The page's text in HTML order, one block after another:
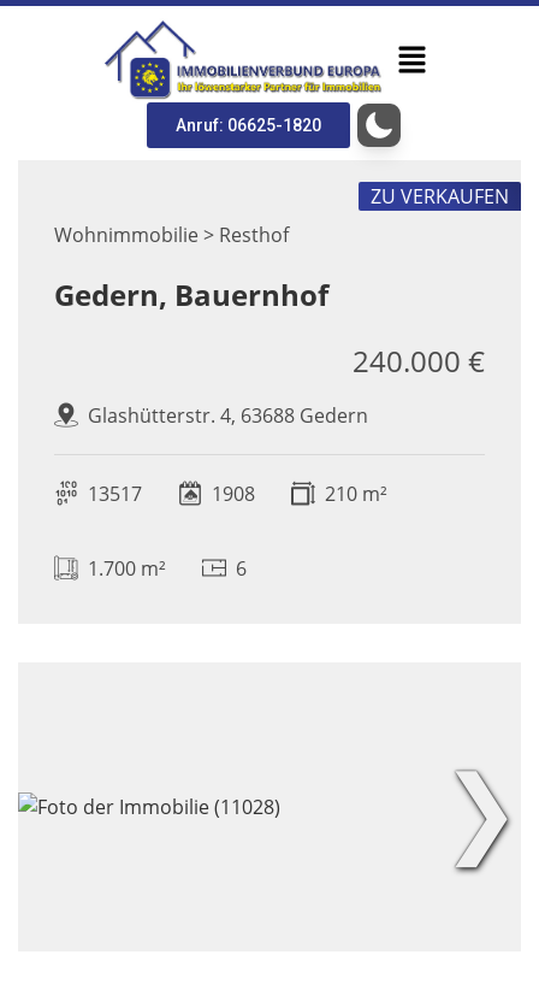
Anruf: 06625-1820
Wohnimmobilie > Resthof
ZU VERKAUFEN
Gedern, Bauernhof
Glashütterstr. 4, 63688 Gedern
240.000 €
13517 1908 210 m²
1.700 m² 6
❯